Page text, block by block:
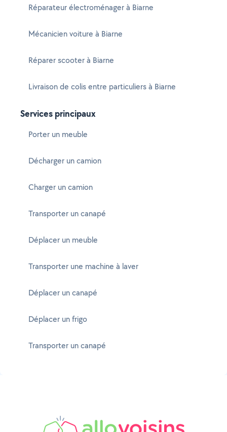
Réparateur électroménager à Biarne
Mécanicien voiture à Biarne
Réparer scooter à Biarne
Livraison de colis entre particuliers à Biarne
Services principaux
Porter un meuble
Décharger un camion
Charger un camion
Transporter un canapé
Déplacer un meuble
Transporter une machine à laver
Déplacer un canapé
Déplacer un frigo
Transporter un canapé